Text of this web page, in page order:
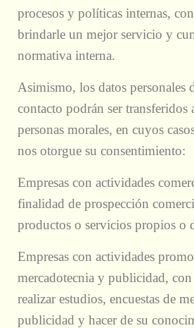
procesos y políticas internas,
brindarle un mejor servicio y
normativa interna.
Asimismo, los datos personales
contacto podrán ser transferidos
personas morales, en cuyos
nos otorgue su consentimiento:
Empresas con actividades
finalidad de prospección
productos o servicios propios o
Empresas con actividades
mercadotecnia y publicidad,
realizar estudios, encuestas de
publicidad y hacer de su